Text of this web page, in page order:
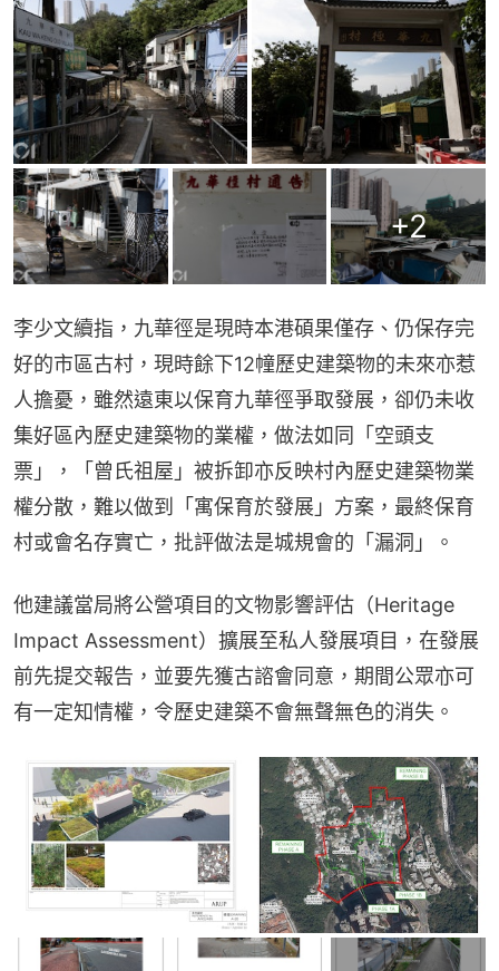
+2
李少文續指，九華徑是現時本港碩果僅存、仍保存完
好的市區古村，現時餘下12幢歷史建築物的未來亦惹
人擔憂，雖然遠東以保育九華徑爭取發展，卻仍未收
集好區內歷史建築物的業權，做法如同「空頭支
票」，「曾氏祖屋」被拆卸亦反映村內歷史建築物業
權分散，難以做到「寓保育於發展」方案，最終保育
村或會名存實亡，批評做法是城規會的「漏洞」。
他建議當局將公營項目的文物影響評估（Heritage
Impact Assessment）擴展至私人發展項目，在發展
前先提交報告，並要先獲古諮會同意，期間公眾亦可
有一定知情權，令歷史建築不會無聲無色的消失。